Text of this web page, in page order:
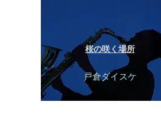
桜の咲く場所
戸倉ダイスケ